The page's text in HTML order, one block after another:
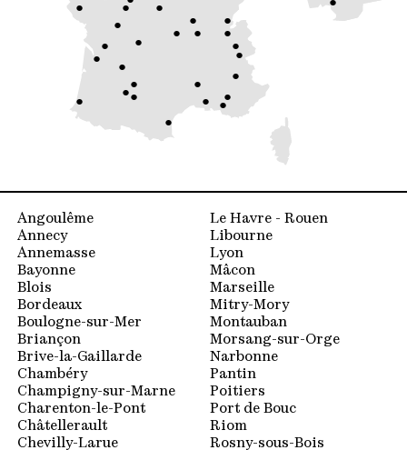
Observatoire
Ressources
FAQ
Newsletter
Angoulême
Annecy
Annemasse
Bayonne
Blois
Bordeaux
Boulogne-sur-Mer
Briançon
Brive-la-Gaillarde
Chambéry
Champigny-sur-Marne
Charenton-le-Pont
Châtellerault
Chevilly-Larue
Le Havre - Rouen
Libourne
Lyon
Mâcon
Marseille
Mitry-Mory
Montauban
Morsang-sur-Orge
Narbonne
Pantin
Poitiers
Port de Bouc
Riom
Rosny-sous-Bois